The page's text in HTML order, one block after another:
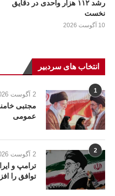
رشد ۱۱۲ هزار واحدی در دقایق
نخست
10 آگوست 2026
انتخاب های سردبیر
1 2 آگوست 2026
عمومی
2 2 آگوست 2026
توافق را